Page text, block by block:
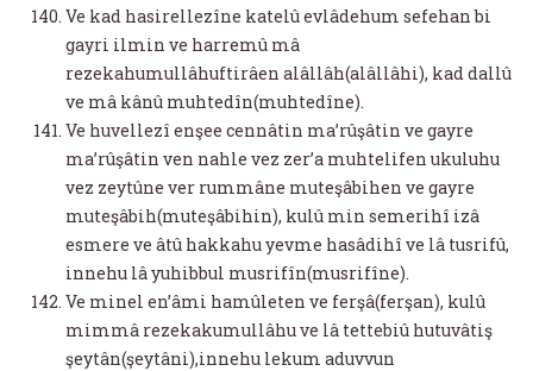
Ve kad hasirellezîne katelû evlâdehum sefehan bi
gayri ilmin ve harremû mâ
rezekahumullâhuftirâen alâllâh(alâllâhi), kad dallû
ve mâ kânû muhtedîn(muhtedîne).
Ve huvellezî enşee cennâtin ma’rûşâtin ve gayre
ma’rûşâtin ven nahle vez zer’a muhtelifen ukuluhu
vez zeytûne ver rummâne muteşâbihen ve gayre
muteşâbih(muteşâbihin), kulû min semerihî izâ
esmere ve âtû hakkahu yevme hasâdihî ve lâ tusrifû,
innehu lâ yuhibbul musrifîn(musrifîne).
Ve minel en’âmi hamûleten ve ferşâ(ferşan), kulû
mimmâ rezekakumullâhu ve lâ tettebiû hutuvâtiş
şeytân(şeytâni),innehu lekum aduvvun